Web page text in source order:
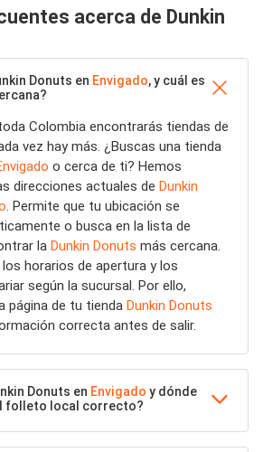
acerca de Dunkin
Donuts en Envigado, y cuál es
Colombia encontrarás tiendas de
vez hay más. ¿Buscas una tienda
o cerca de ti? Hemos
direcciones actuales de Dunkin
. Permite que tu ubicación se
o busca en la lista de
la Dunkin Donuts más cercana.
horarios de apertura y los
según la sucursal. Por ello,
página de tu tienda Dunkin Donuts
correcta antes de salir.
Donuts en Envigado y dónde
folleto local correcto?